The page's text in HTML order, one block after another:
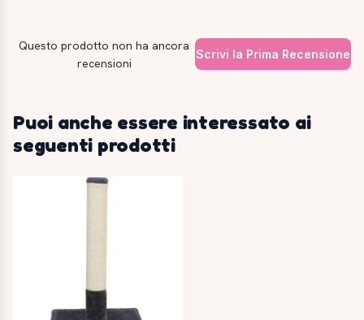
Questo prodotto non ha ancora
recensioni
Scrivi la Prima Recensione
Puoi anche essere interessato ai
seguenti prodotti